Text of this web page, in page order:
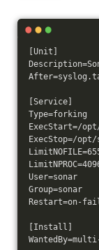
[Unit]
[Service]
Type=forking
ExecStart=/
ExecStop=/
User=sonar
Group=sonar
Restart=on-
[Install]